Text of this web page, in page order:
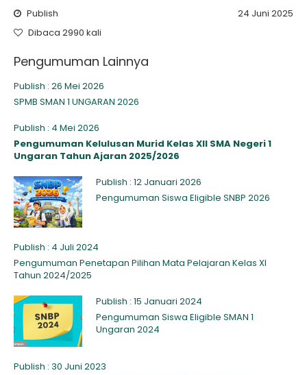
Publish
24 Juni 2025
Dibaca 2990 kali
Pengumuman Lainnya
Publish : 26 Mei 2026
SPMB SMAN 1 UNGARAN 2026
Publish : 4 Mei 2026
Pengumuman Kelulusan Murid Kelas XII SMA Negeri 1
Ungaran Tahun Ajaran 2025/2026
Publish : 12 Januari 2026
Pengumuman Siswa Eligible SNBP 2026
Publish : 4 Juli 2024
Pengumuman Penetapan Pilihan Mata Pelajaran Kelas XI
Tahun 2024/2025
Publish : 15 Januari 2024
Pengumuman Siswa Eligible SMAN 1
Ungaran 2024
Publish : 30 Juni 2023